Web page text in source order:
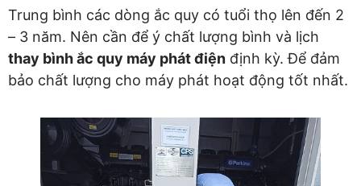
Trung bình các dòng ắc quy có tuổi thọ lên đến 2
– 3 năm. Nên cần để ý chất lượng bình và lịch
thay bình ắc quy máy phát điện định kỳ. Để đảm
bảo chất lượng cho máy phát hoạt động tốt nhất.